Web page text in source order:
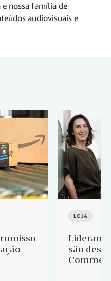
nossa família de
audiovisuais e
LOJA
são